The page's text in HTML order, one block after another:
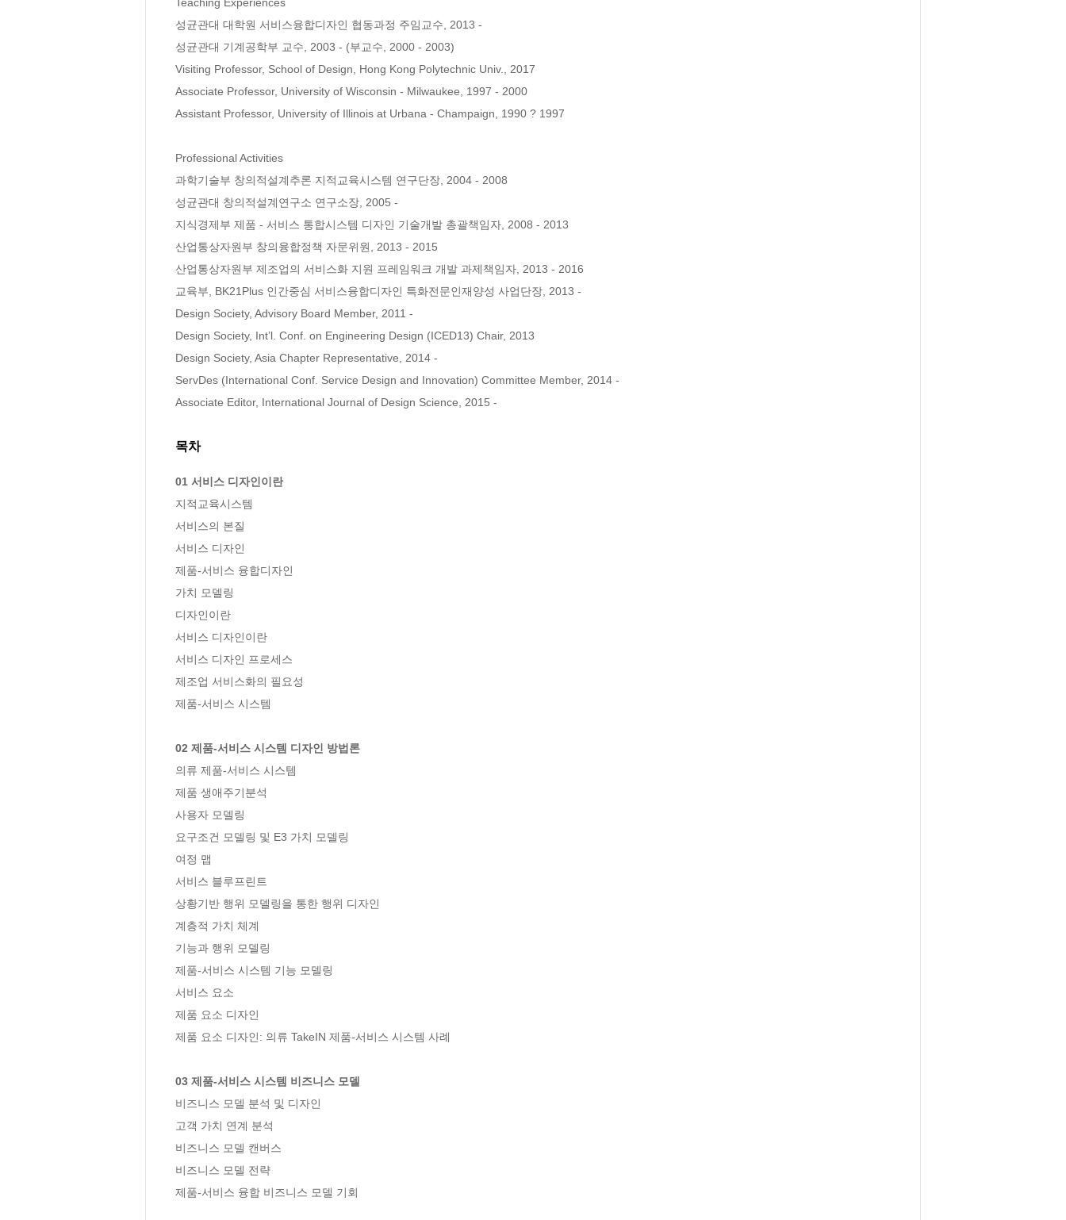
성균관대 대학원 서비스융합디자인 협동과정 주임교수, 2013 -
성균관대 기계공학부 교수, 2003 - (부교수, 2000 - 2003)
Visiting Professor, School of Design, Hong Kong Polytechnic Univ., 2017
Associate Professor, University of Wisconsin - Milwaukee, 1997 - 2000
Assistant Professor, University of Illinois at Urbana - Champaign, 1990 ? 1997
Professional Activities
과학기술부 창의적설계추론 지적교육시스템 연구단장, 2004 - 2008
성균관대 창의적설계연구소 연구소장, 2005 -
지식경제부 제품 - 서비스 통합시스템 디자인 기술개발 총괄책임자, 2008 - 2013
산업통상자원부 창의융합정책 자문위원, 2013 - 2015
산업통상자원부 제조업의 서비스화 지원 프레임워크 개발 과제책임자, 2013 - 2016
교육부, BK21Plus 인간중심 서비스융합디자인 특화전문인재양성 사업단장, 2013 -
Design Society, Advisory Board Member, 2011 -
Design Society, Int’l. Conf. on Engineering Design (ICED13) Chair, 2013
Design Society, Asia Chapter Representative, 2014 -
ServDes (International Conf. Service Design and Innovation) Committee Member, 2014 -
Associate Editor, International Journal of Design Science, 2015 -
목차
01 서비스 디자인이란
지적교육시스템
서비스의 본질
서비스 디자인
제품-서비스 융합디자인
가치 모델링
디자인이란
서비스 디자인이란
서비스 디자인 프로세스
제조업 서비스화의 필요성
제품-서비스 시스템
02 제품-서비스 시스템 디자인 방법론
의류 제품-서비스 시스템
제품 생애주기분석
사용자 모델링
요구조건 모델링 및 E3 가치 모델링
여정 맵
서비스 블루프린트
상황기반 행위 모델링을 통한 행위 디자인
계층적 가치 체계
기능과 행위 모델링
제품-서비스 시스템 기능 모델링
서비스 요소
제품 요소 디자인
제품 요소 디자인: 의류 TakeIN 제품-서비스 시스템 사례
03 제품-서비스 시스템 비즈니스 모델
비즈니스 모델 분석 및 디자인
고객 가치 연계 분석
비즈니스 모델 캔버스
비즈니스 모델 전략
제품-서비스 융합 비즈니스 모델 기회